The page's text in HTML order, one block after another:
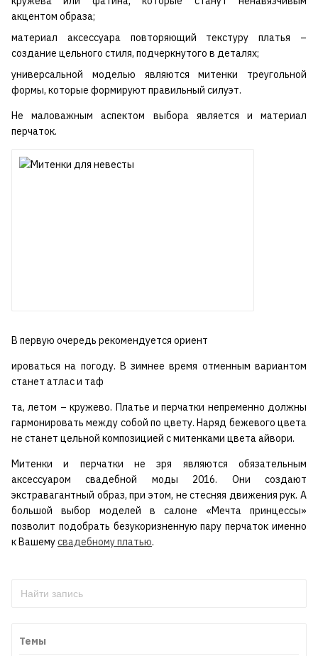
акцентом образа;
материал аксессуара повторяющий текстуру платья –
создание цельного стиля, подчеркнутого в деталях;
универсальной моделью являются митенки треугольной
формы, которые формируют правильный силуэт.
Не маловажным аспектом выбора является и материал
перчаток.
В первую очередь рекомендуется ориент
ироваться на погоду. В зимнее время отменным вариантом
станет атлас и таф
та, летом – кружево. Платье и перчатки непременно должны
гармонировать между собой по цвету. Наряд бежевого цвета
не станет цельной композицией с митенками цвета айвори.
Митенки и перчатки не зря являются обязательным
аксессуаром свадебной моды 2016. Они создают
экстравагантный образ, при этом, не стесняя движения рук. А
большой выбор моделей в салоне «Мечта принцессы»
позволит подобрать безукоризненную пару перчаток именно
к Вашемусвадебному платью.
Темы